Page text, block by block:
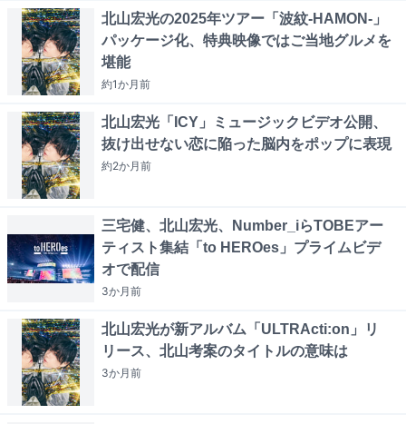
北山宏光の2025年ツアー「波紋-HAMON-」
パッケージ化、特典映像ではご当地グルメを
堪能
約1か月前
北山宏光「ICY」ミュージックビデオ公開、
抜け出せない恋に陥った脳内をポップに表現
約2か月前
三宅健、北山宏光、Number_iらTOBEアー
ティスト集結「to HEROes」プライムビデ
オで配信
3か月前
北山宏光が新アルバム「ULTRActi:on」リ
リース、北山考案のタイトルの意味は
3か月前